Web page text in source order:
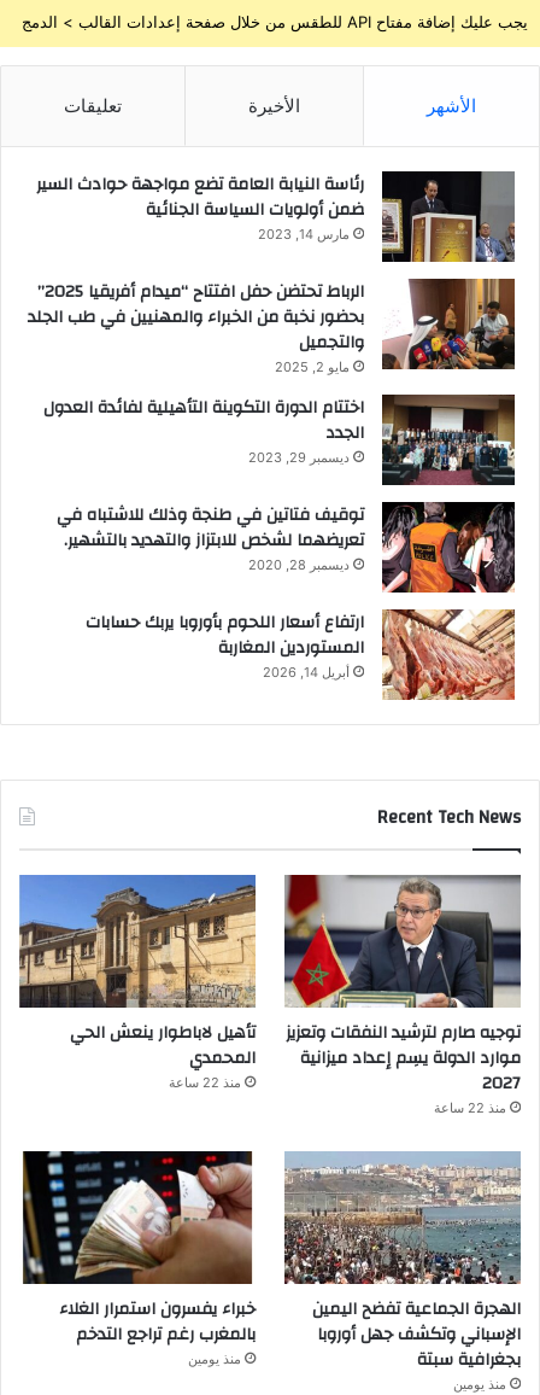
يجب عليك إضافة مفتاح API للطقس من خلال صفحة إعدادات القالب > الدمج
الأشهر الأخيرة تعليقات
رئاسة النيابة العامة تضع مواجهة حوادث السير
ضمن أولويات السياسة الجنائية
مارس 14, 2023
الرباط تحتضن حفل افتتاح “ميدام أفريقيا 2025”
بحضور نخبة من الخبراء والمهنيين في طب الجلد
والتجميل
مايو 2, 2025
اختتام الدورة التكوينة التأهيلية لفائدة العدول
الجدد
ديسمبر 29, 2023
توقيف فتاتين في طنجة وذلك للاشتباه في
تعريضهما لشخص للابتزاز والتهديد بالتشهير.
ديسمبر 28, 2020
ارتفاع أسعار اللحوم بأوروبا يربك حسابات
المستوردين المغاربة
أبريل 14, 2026
Recent Tech News
توجيه صارم لترشيد النفقات وتعزيز
موارد الدولة يسِم إعداد ميزانية
2027
منذ 22 ساعة
تأهيل لاباطوار ينعش الحي
المحمدي
منذ 22 ساعة
الهجرة الجماعية تفضح اليمين
الإسباني وتكشف جهل أوروبا
بجغرافية سبتة
منذ يومين
خبراء يفسرون استمرار الغلاء
بالمغرب رغم تراجع التدخم
منذ يومين